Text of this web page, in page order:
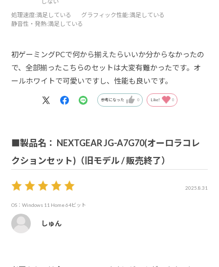
処理速度:満足している グラフィック性能:満足している
静音性・発熱:満足している
初ゲーミングPCで何から揃えたらいいか分からなかったの
で、全部揃ったこちらのセットは大変有難かったです。オ
ールホワイトで可愛いですし、性能も良いです。
参考になった 0 Like! 0
■製品名： NEXTGEAR JG-A7G70(オーロラコレ
クションセット)（旧モデル / 販売終了）
2025.8.31
OS：Windows 11 Home 64ビット
しゅん